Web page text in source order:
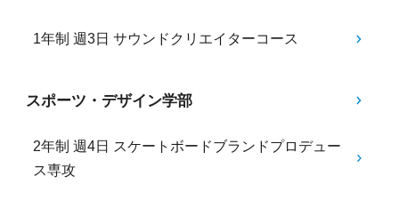
1年制 週3日 サウンドクリエイターコース
スポーツ・デザイン学部
2年制 週4日 スケートボードブランドプロデュー
ス専攻